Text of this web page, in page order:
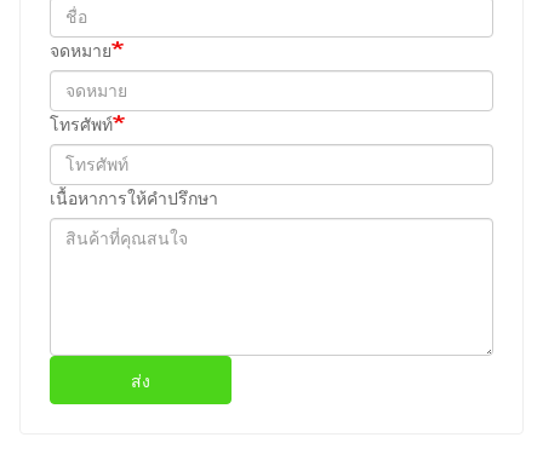
จดหมาย
โทรศัพท์
เนื้อหาการให้คำปรึกษา
ส่ง